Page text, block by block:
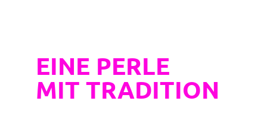
EINE PERLE
MIT TRADITION